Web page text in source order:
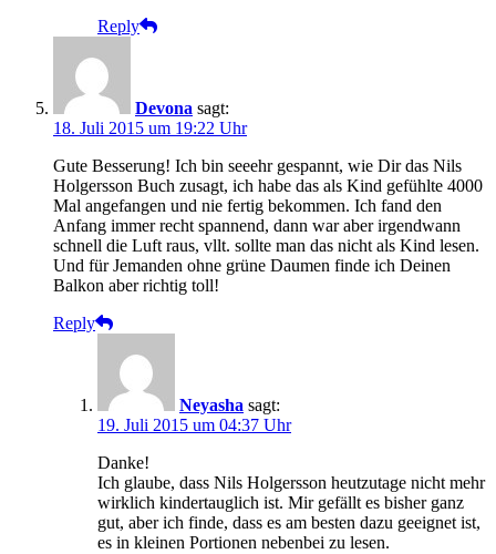
Reply
Devona sagt:
18. Juli 2015 um 19:22 Uhr
Gute Besserung! Ich bin seeehr gespannt, wie Dir das Nils
Holgersson Buch zusagt, ich habe das als Kind gefühlte 4000
Mal angefangen und nie fertig bekommen. Ich fand den
Anfang immer recht spannend, dann war aber irgendwann
schnell die Luft raus, vllt. sollte man das nicht als Kind lesen.
Und für Jemanden ohne grüne Daumen finde ich Deinen
Balkon aber richtig toll!
Reply
Neyasha sagt:
19. Juli 2015 um 04:37 Uhr
Danke!
Ich glaube, dass Nils Holgersson heutzutage nicht mehr
wirklich kindertauglich ist. Mir gefällt es bisher ganz
gut, aber ich finde, dass es am besten dazu geeignet ist,
es in kleinen Portionen nebenbei zu lesen.